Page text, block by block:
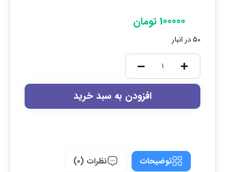
100000تومان
50 در انبار
افزودن به سبد خرید
توضیحات نظرات (0)